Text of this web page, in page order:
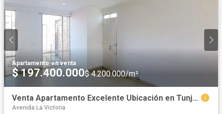
Apartamento·en venta
$ 197.400.000$ 4.200.000/m²
Venta Apartamento Excelente Ubicación en Tunjuelito, Cerca de Molinos
Avenida La Victoria